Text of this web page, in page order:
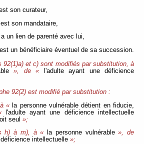
son curateur,
son mandataire,
un lien de parenté avec lui,
un bénéficiaire éventuel de sa succession.
92(1)a) et c) sont modifiés par substitution, à
», de « l'adulte ayant une déficience
92(2) est modifié par substitution :
« la personne vulnérable détient en fiducie,
l'adulte ayant une déficience intellectuelle
seul »;
h) à m), à « la personne vulnérable», de
déficience intellectuelle»;